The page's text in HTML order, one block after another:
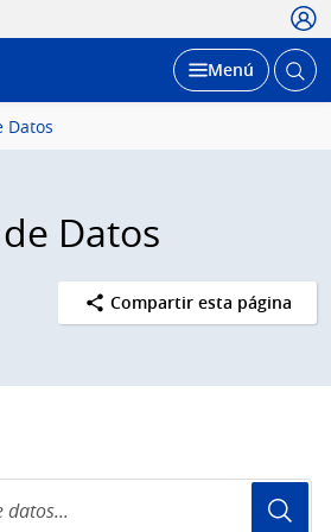
Desplegar
Menú Abrir
Datos
Datos
Compartir esta página